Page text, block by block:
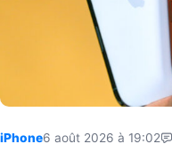
iPhone6 août 2026 à 19:02